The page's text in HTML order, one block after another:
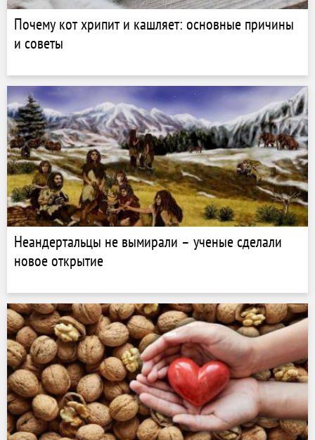
Почему кот хрипит и кашляет: основные причины
и советы
Неандертальцы не вымирали – ученые сделали
новое открытие